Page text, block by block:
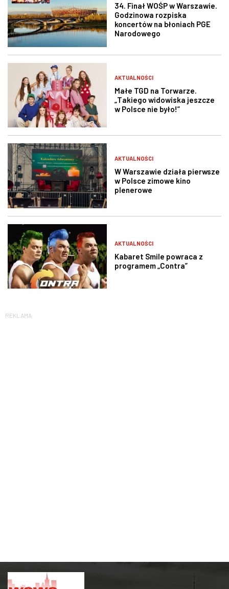
34. Finał WOŚP w Warszawie.
Godzinowa rozpiska
koncertów na błoniach PGE
Narodowego
AKTUALNOŚCI
Małe TGD na Torwarze.
„Takiego widowiska jeszcze
w Polsce nie było!”
AKTUALNOŚCI
W Warszawie działa pierwsze
w Polsce zimowe kino
plenerowe
AKTUALNOŚCI
Kabaret Smile powraca z
programem „Contra”
REKLAMA